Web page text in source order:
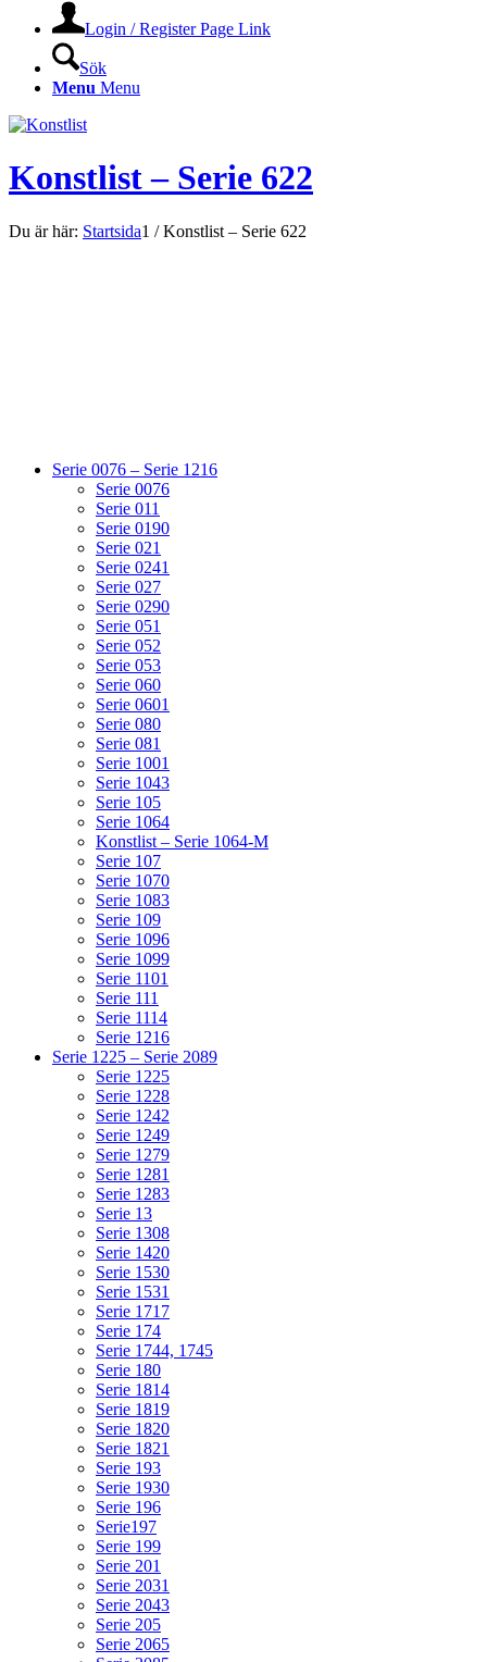
Login / Register Page Link
Sök
Menu Menu
Konstlist – Serie 622
Du är här: Startsida1 / Konstlist – Serie 622
Serie 0076 – Serie 1216
Serie 0076
Serie 011
Serie 0190
Serie 021
Serie 0241
Serie 027
Serie 0290
Serie 051
Serie 052
Serie 053
Serie 060
Serie 0601
Serie 080
Serie 081
Serie 1001
Serie 1043
Serie 105
Serie 1064
Konstlist – Serie 1064-M
Serie 107
Serie 1070
Serie 1083
Serie 109
Serie 1096
Serie 1099
Serie 1101
Serie 111
Serie 1114
Serie 1216
Serie 1225 – Serie 2089
Serie 1225
Serie 1228
Serie 1242
Serie 1249
Serie 1279
Serie 1281
Serie 1283
Serie 13
Serie 1308
Serie 1420
Serie 1530
Serie 1531
Serie 1717
Serie 174
Serie 1744, 1745
Serie 180
Serie 1814
Serie 1819
Serie 1820
Serie 1821
Serie 193
Serie 1930
Serie 196
Serie197
Serie 199
Serie 201
Serie 2031
Serie 2043
Serie 205
Serie 2065